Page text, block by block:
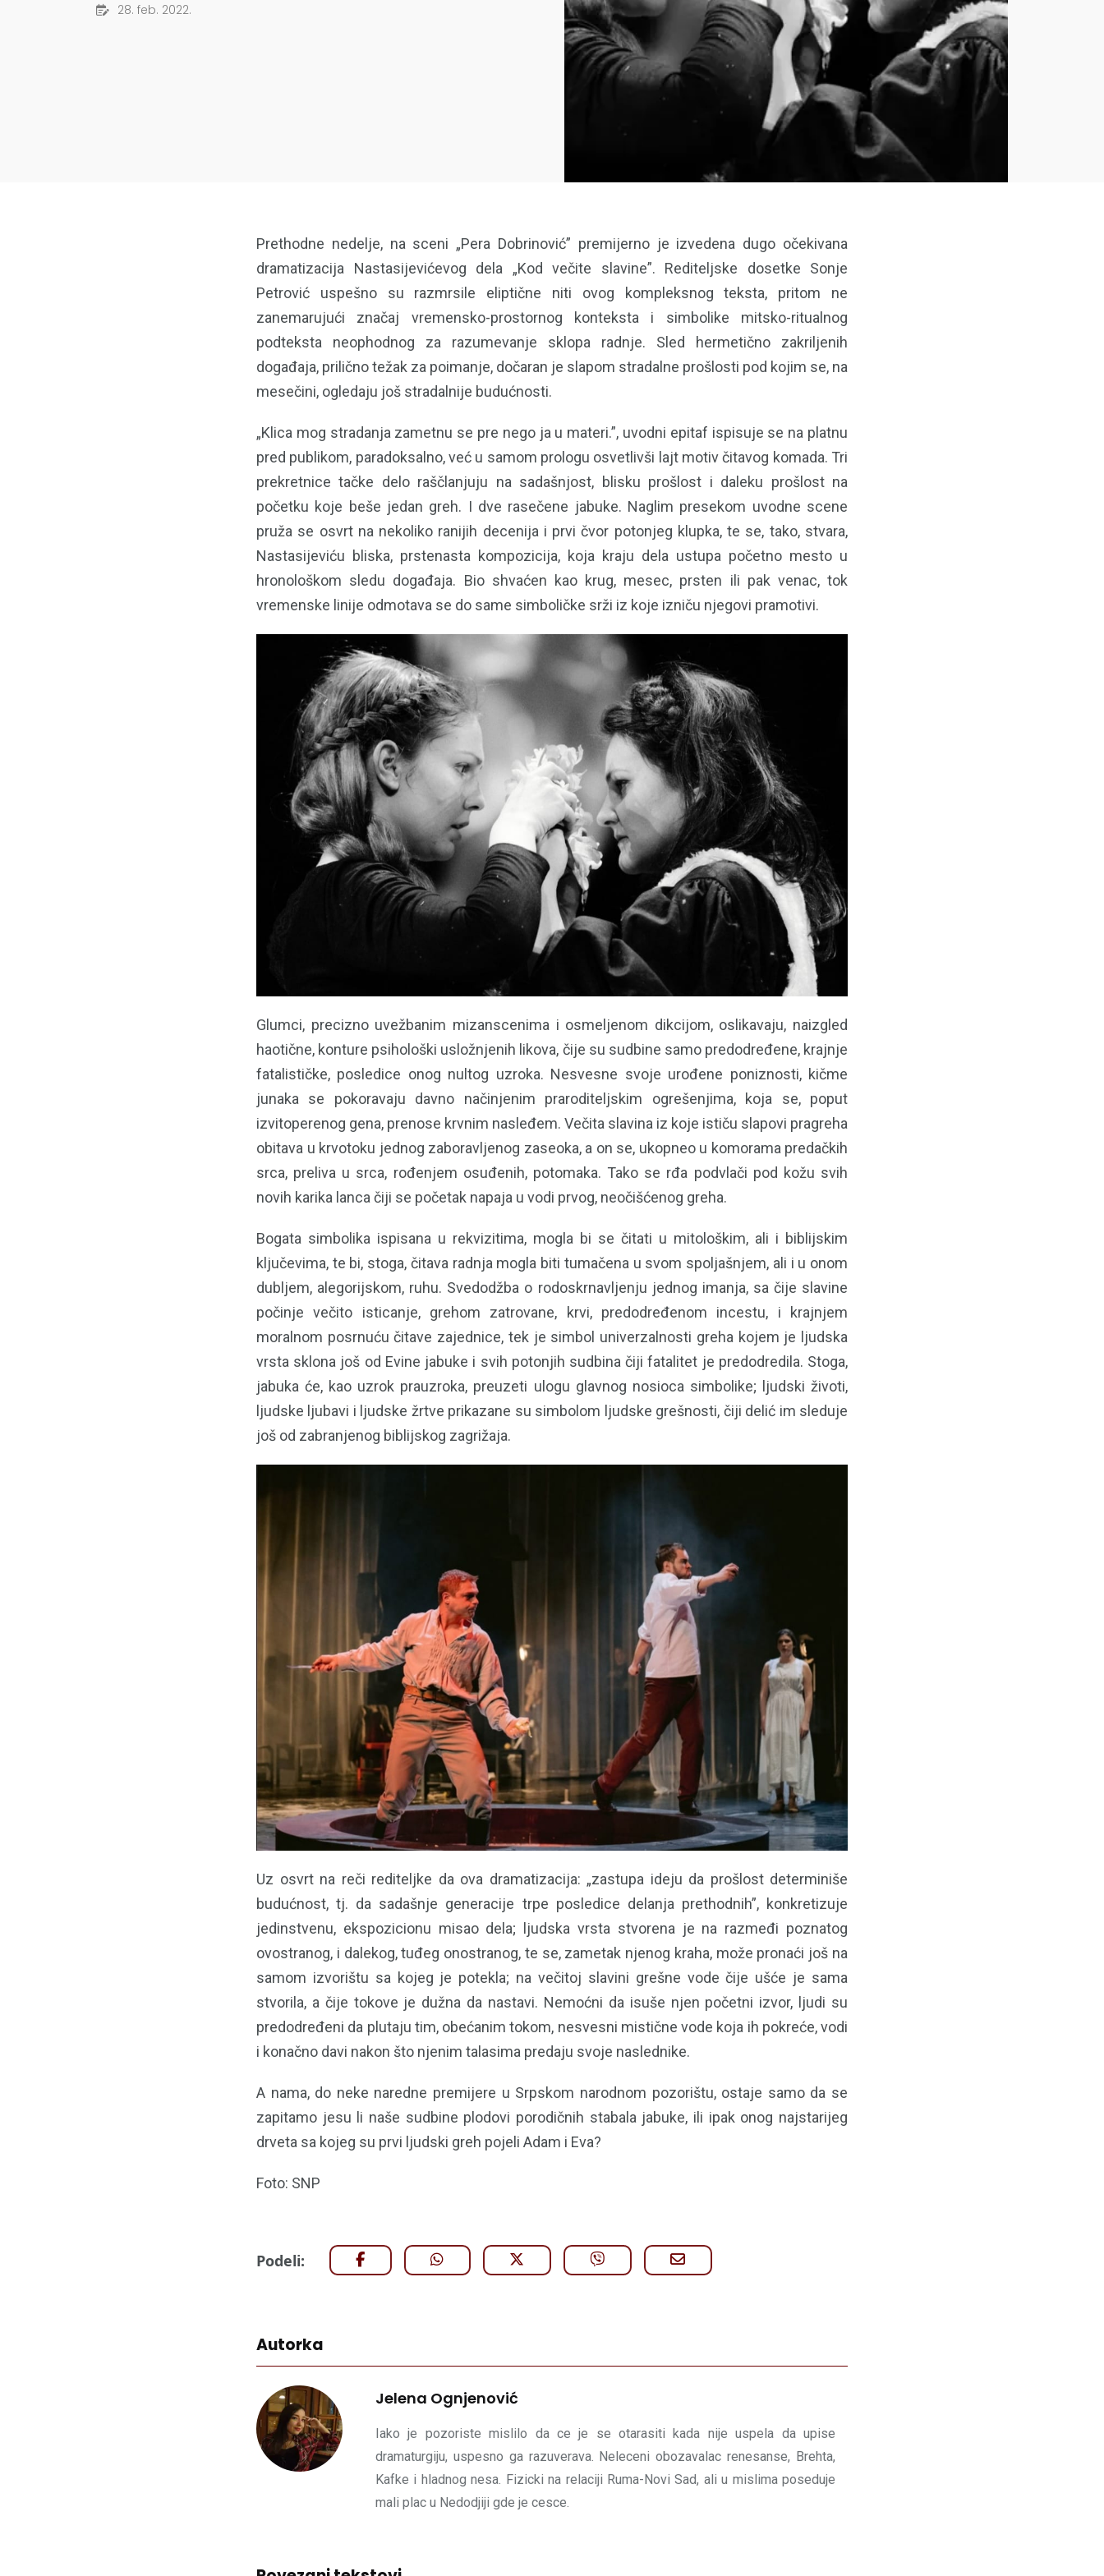
28. feb. 2022.
Prethodne nedelje, na sceni „Pera Dobrinović” premijerno je izvedena dugo očekivana
dramatizacija Nastasijevićevog dela „Kod večite slavine”. Rediteljske dosetke Sonje
Petrović uspešno su razmrsile eliptične niti ovog kompleksnog teksta, pritom ne
zanemarujući značaj vremensko-prostornog konteksta i simbolike mitsko-ritualnog
podteksta neophodnog za razumevanje sklopa radnje. Sled hermetično zakriljenih
događaja, prilično težak za poimanje, dočaran je slapom stradalne prošlosti pod kojim se, na
mesečini, ogledaju još stradalnije budućnosti.
„Klica mog stradanja zametnu se pre nego ja u materi.”, uvodni epitaf ispisuje se na platnu
pred publikom, paradoksalno, već u samom prologu osvetlivši lajt motiv čitavog komada. Tri
prekretnice tačke delo raščlanjuju na sadašnjost, blisku prošlost i daleku prošlost na
početku koje beše jedan greh. I dve rasečene jabuke. Naglim presekom uvodne scene
pruža se osvrt na nekoliko ranijih decenija i prvi čvor potonjeg klupka, te se, tako, stvara,
Nastasijeviću bliska, prstenasta kompozicija, koja kraju dela ustupa početno mesto u
hronološkom sledu događaja. Bio shvaćen kao krug, mesec, prsten ili pak venac, tok
vremenske linije odmotava se do same simboličke srži iz koje izniču njegovi pramotivi.
Glumci, precizno uvežbanim mizanscenima i osmeljenom dikcijom, oslikavaju, naizgled
haotične, konture psihološki usložnjenih likova, čije su sudbine samo predodređene, krajnje
fatalističke, posledice onog nultog uzroka. Nesvesne svoje urođene poniznosti, kičme
junaka se pokoravaju davno načinjenim praroditeljskim ogrešenjima, koja se, poput
izvitoperenog gena, prenose krvnim nasleđem. Večita slavina iz koje ističu slapovi pragreha
obitava u krvotoku jednog zaboravljenog zaseoka, a on se, ukopneo u komorama predačkih
srca, preliva u srca, rođenjem osuđenih, potomaka. Tako se rđa podvlači pod kožu svih
novih karika lanca čiji se početak napaja u vodi prvog, neočišćenog greha.
Bogata simbolika ispisana u rekvizitima, mogla bi se čitati u mitološkim, ali i biblijskim
ključevima, te bi, stoga, čitava radnja mogla biti tumačena u svom spoljašnjem, ali i u onom
dubljem, alegorijskom, ruhu. Svedodžba o rodoskrnavljenju jednog imanja, sa čije slavine
počinje večito isticanje, grehom zatrovane, krvi, predodređenom incestu, i krajnjem
moralnom posrnuću čitave zajednice, tek je simbol univerzalnosti greha kojem je ljudska
vrsta sklona još od Evine jabuke i svih potonjih sudbina čiji fatalitet je predodredila. Stoga,
jabuka će, kao uzrok prauzroka, preuzeti ulogu glavnog nosioca simbolike; ljudski životi,
ljudske ljubavi i ljudske žrtve prikazane su simbolom ljudske grešnosti, čiji delić im sleduje
još od zabranjenog biblijskog zagrižaja.
Uz osvrt na reči rediteljke da ova dramatizacija: „zastupa ideju da prošlost determiniše
budućnost, tj. da sadašnje generacije trpe posledice delanja prethodnih”, konkretizuje
jedinstvenu, ekspozicionu misao dela; ljudska vrsta stvorena je na razmeđi poznatog
ovostranog, i dalekog, tuđeg onostranog, te se, zametak njenog kraha, može pronaći još na
samom izvorištu sa kojeg je potekla; na večitoj slavini grešne vode čije ušće je sama
stvorila, a čije tokove je dužna da nastavi. Nemoćni da isuše njen početni izvor, ljudi su
predodređeni da plutaju tim, obećanim tokom, nesvesni mistične vode koja ih pokreće, vodi
i konačno davi nakon što njenim talasima predaju svoje naslednike.
A nama, do neke naredne premijere u Srpskom narodnom pozorištu, ostaje samo da se
zapitamo jesu li naše sudbine plodovi porodičnih stabala jabuke, ili ipak onog najstarijeg
drveta sa kojeg su prvi ljudski greh pojeli Adam i Eva?
Foto: SNP
Podeli:
Autorka
Jelena Ognjenović
Iako je pozoriste mislilo da ce je se otarasiti kada nije uspela da upise
dramaturgiju, uspesno ga razuverava. Neleceni obozavalac renesanse, Brehta,
Kafke i hladnog nesa. Fizicki na relaciji Ruma-Novi Sad, ali u mislima poseduje
mali plac u Nedodjiji gde je cesce.